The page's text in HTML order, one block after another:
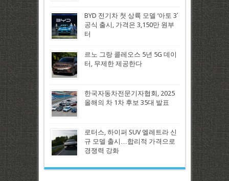
BYD 전기차 첫 상륙 모델 ‘아토 3′
공식 출시, 가격은 3,150만 원부
터
르노 그랑 콜레오스 5년 5G 데이
터, 무제한 제공한다
한국자동차전문기자협회, 2025
올해의 차 1차 후보 35대 발표
로터스, 하이퍼 SUV 엘레트라 신
규 모델 출시…합리적 가격으로
경쟁력 강화